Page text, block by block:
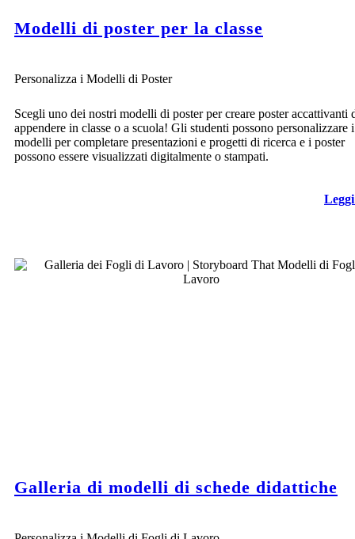
Modelli di poster per la classe
Personalizza i Modelli di Poster
Scegli uno dei nostri modelli di poster per creare poster accattivanti
appendere in classe o a scuola! Gli studenti possono personalizzare i
modelli per completare presentazioni e progetti di ricerca e i poster
possono essere visualizzati digitalmente o stampati.
Galleria di modelli di schede didattiche